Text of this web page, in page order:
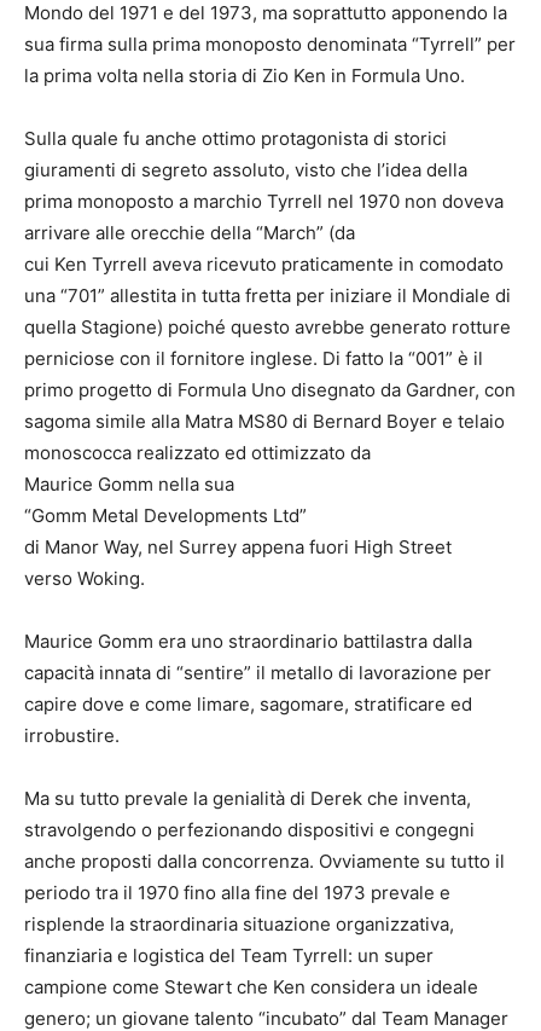
Mondo del 1971 e del 1973, ma soprattutto apponendo la
sua firma sulla prima monoposto denominata “Tyrrell” per
la prima volta nella storia di Zio Ken in Formula Uno.
Sulla quale fu anche ottimo protagonista di storici
giuramenti di segreto assoluto, visto che l’idea della
prima monoposto a marchio Tyrrell nel 1970 non doveva
arrivare alle orecchie della “March” (da
cui Ken Tyrrell aveva ricevuto praticamente in comodato
una “701” allestita in tutta fretta per iniziare il Mondiale di
quella Stagione) poiché questo avrebbe generato rotture
perniciose con il fornitore inglese. Di fatto la “001” è il
primo progetto di Formula Uno disegnato da Gardner, con
sagoma simile alla Matra MS80 di Bernard Boyer e telaio
monoscocca realizzato ed ottimizzato da
Maurice Gomm nella sua
“Gomm Metal Developments Ltd”
di Manor Way, nel Surrey appena fuori High Street
verso Woking.
Maurice Gomm era uno straordinario battilastra dalla
capacità innata di “sentire” il metallo di lavorazione per
capire dove e come limare, sagomare, stratificare ed
irrobustire.
Ma su tutto prevale la genialità di Derek che inventa,
stravolgendo o perfezionando dispositivi e congegni
anche proposti dalla concorrenza. Ovviamente su tutto il
periodo tra il 1970 fino alla fine del 1973 prevale e
risplende la straordinaria situazione organizzativa,
finanziaria e logistica del Team Tyrrell: un super
campione come Stewart che Ken considera un ideale
genero; un giovane talento “incubato” dal Team Manager